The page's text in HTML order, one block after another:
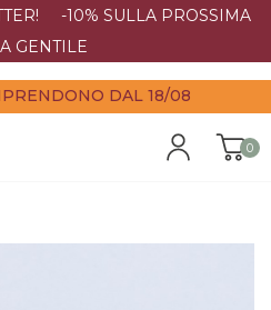
-10% SULLA PROSSIMA
GENTILE
DAL 18/08
0